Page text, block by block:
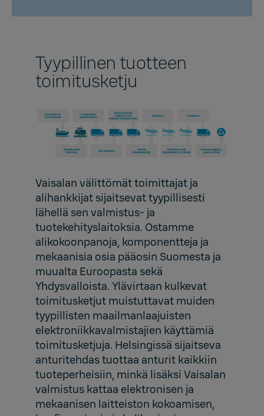
Tyypillinen tuotteen
toimitusketju
Vaisalan välittömät toimittajat ja
alihankkijat sijaitsevat tyypillisesti
lähellä sen valmistus- ja
tuotekehityslaitoksia. Ostamme
alikokoonpanoja, komponentteja ja
mekaanisia osia pääosin Suomesta ja
muualta Euroopasta sekä
Yhdysvalloista. Ylävirtaan kulkevat
toimitusketjut muistuttavat muiden
tyypillisten maailmanlaajuisten
elektroniikkavalmistajien käyttämiä
toimitusketjuja. Helsingissä sijaitseva
anturitehdas tuottaa anturit kaikkiin
tuoteperheisiin, minkä lisäksi Vaisalan
valmistus kattaa elektronisen ja
mekaanisen laitteiston kokoamisen,